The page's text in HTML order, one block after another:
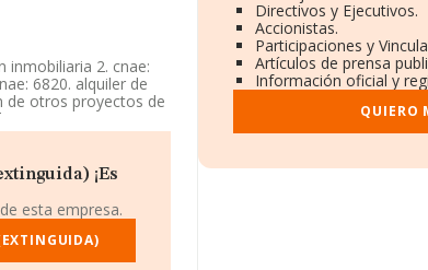
inmobiliaria 2. cnae:
6820. alquiler de
de otros proyectos de
La empresa es una
'Agentes de la
B13797592, se
Madrid.
compañías, la
¡Es
esta empresa.
Directivos y Ejecutivos.
Accionistas.
Participaciones y
Artículos de prensa
Información oficial y
QUIERO